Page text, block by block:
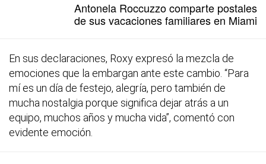
Antonela Roccuzzo comparte postales
de sus vacaciones familiares en Miami
En sus declaraciones, Roxy expresó la mezcla de
emociones que la embargan ante este cambio. “Para
mí es un día de festejo, alegría, pero también de
mucha nostalgia porque significa dejar atrás a un
equipo, muchos años y mucha vida”, comentó con
evidente emoción.